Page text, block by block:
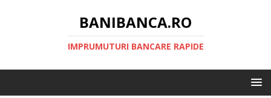
BANIBANCA.RO
IMPRUMUTURI BANCARE RAPIDE